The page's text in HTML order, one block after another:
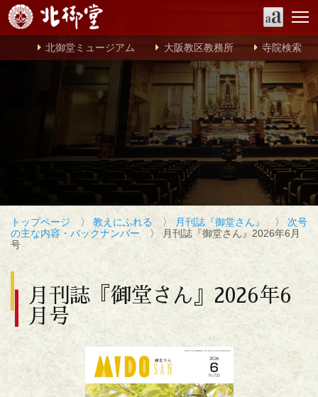
北御堂ミュージアム 大阪教区教務所 寺院検索
トップページ 〉 教えにふれる 〉 月刊誌『御堂さん』 〉 次号
の主な内容・バックナンバー 〉 月刊誌『御堂さん』2026年6月
号
月刊誌『御堂さん』2026年6
月号